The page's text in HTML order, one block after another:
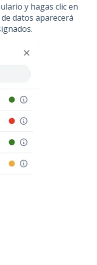
y hagas clic en
datos aparecerá